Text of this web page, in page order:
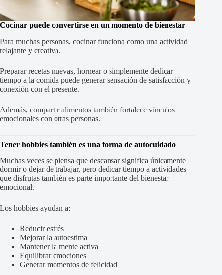
Cocinar puede convertirse en un momento de bienestar
Para muchas personas, cocinar funciona como una actividad
relajante y creativa.
Preparar recetas nuevas, hornear o simplemente dedicar
tiempo a la comida puede generar sensación de satisfacción y
conexión con el presente.
Además, compartir alimentos también fortalece vínculos
emocionales con otras personas.
Tener hobbies también es una forma de autocuidado
Muchas veces se piensa que descansar significa únicamente
dormir o dejar de trabajar, pero dedicar tiempo a actividades
que disfrutas también es parte importante del bienestar
emocional.
Los hobbies ayudan a:
Reducir estrés
Mejorar la autoestima
Mantener la mente activa
Equilibrar emociones
Generar momentos de felicidad